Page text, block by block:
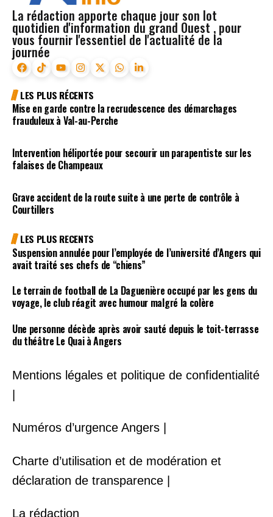
La rédaction apporte chaque jour son lot
quotidien d'information du grand Ouest , pour
vous fournir l'essentiel de l'actualité de la
journée
LES PLUS RÉCENTS
Mise en garde contre la recrudescence des démarchages
frauduleux à Val-au-Perche
Intervention héliportée pour secourir un parapentiste sur les
falaises de Champeaux
Grave accident de la route suite à une perte de contrôle à
Courtillers
LES PLUS RECENTS
Suspension annulée pour l’employée de l’université d’Angers qui
avait traité ses chefs de “chiens”
Le terrain de football de La Daguenière occupé par les gens du
voyage, le club réagit avec humour malgré la colère
Une personne décède après avoir sauté depuis le toit-terrasse
du théâtre Le Quai à Angers
Mentions légales et politique de confidentialité
Numéros d’urgence Angers |
Charte d’utilisation et de modération et
déclaration de transparence |
La rédaction